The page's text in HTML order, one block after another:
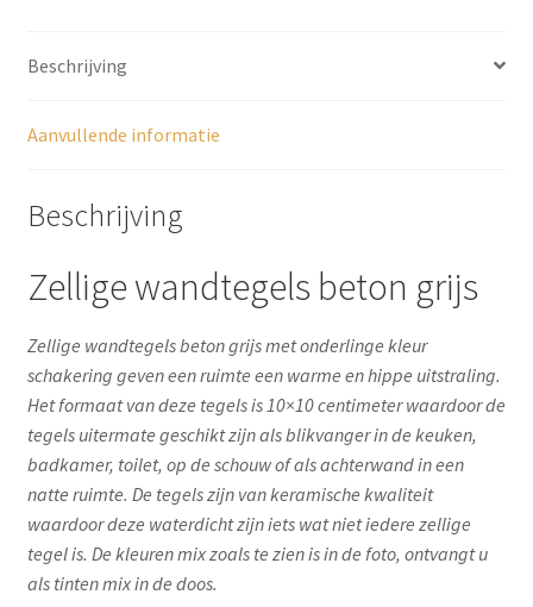
Beschrijving
Aanvullende informatie
Beschrijving
Zellige wandtegels beton grijs
Zellige wandtegels beton grijs met onderlinge kleur
schakering geven een ruimte een warme en hippe uitstraling.
Het formaat van deze tegels is 10×10 centimeter waardoor de
tegels uitermate geschikt zijn als blikvanger in de keuken,
badkamer, toilet, op de schouw of als achterwand in een
natte ruimte. De tegels zijn van keramische kwaliteit
waardoor deze waterdicht zijn iets wat niet iedere zellige
tegel is. De kleuren mix zoals te zien is in de foto, ontvangt u
als tinten mix in de doos.